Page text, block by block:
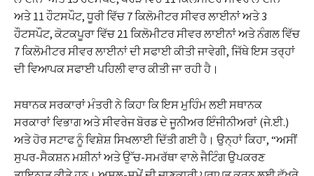
ਅਤੇ 11 ਹੌਟਸਪੌਟ, ਧੂਰੀ ਵਿੱਚ 7 ​​ਕਿਲੋਮੀਟਰ ਸੀਵਰ ਲਾਈਨਾਂ ਅਤੇ 3
ਹੌਟਸਪੌਟ, ਕੋਟਕਪੂਰਾ ਵਿੱਚ 21 ਕਿਲੋਮੀਟਰ ਸੀਵਰ ਲਾਈਨਾਂ ਅਤੇ ਨੰਗਲ ਵਿੱਚ
7 ​​ਕਿਲੋਮੀਟਰ ਸੀਵਰ ਲਾਈਨਾਂ ਦੀ ਸਫਾਈ ਕੀਤੀ ਜਾਵੇਗੀ, ਜਿੱਥੇ ਇਸ ਤਰ੍ਹਾਂ
ਦੀ ਵਿਆਪਕ ਸਫਾਈ ਪਹਿਲੀ ਵਾਰ ਕੀਤੀ ਜਾ ਰਹੀ ਹੈ।
ਸਥਾਨਕ ਸਰਕਾਰਾਂ ਮੰਤਰੀ ਨੇ ਕਿਹਾ ਕਿ ਇਸ ਮੁਹਿੰਮ ਲਈ ਸਥਾਨਕ
ਸਰਕਾਰਾਂ ਵਿਭਾਗ ਅਤੇ ਸੀਵਰੇਜ ਬੋਰਡ ਦੇ ਜੂਨੀਅਰ ਇੰਜੀਨੀਅਰਾਂ (ਜੇ.ਈ.)
ਅਤੇ ਹੋਰ ਸਟਾਫ ਨੂੰ ਵਿਸ਼ੇਸ਼ ਸਿਖਲਾਈ ਦਿੱਤੀ ਗਈ ਹੈ। ਉਨ੍ਹਾਂ ਕਿਹਾ, “ਅਸੀਂ
ਸੁਪਰ-ਸੈਕਸ਼ਨ ਮਸ਼ੀਨਾਂ ਅਤੇ ਉੱਚ-ਸਮਰੱਥਾ ਵਾਲੇ ਜੈਟਿੰਗ ਉਪਕਰਣ